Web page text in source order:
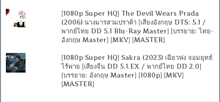
[1080p Super HQ] The Devil Wears Prada
(2006) นางมารสวมปราด้า [เสียงอังกฤษ DTS: 5.1 /
พากย์ไทย DD 5.1 Blu-Ray Master] [บรรยาย: ไทย-
อังกฤษ Master] [MKV] [MASTER]
[1080p Super HQ] Sakra (2023) เฉียวฟง จอมยุทธ์
ไร้พ่าย [เสียงจีน DD 5.1.EX / พากย์ไทย DD 2.0]
[บรรยาย: อังกฤษ Master] [1080p] [MKV]
[MASTER]